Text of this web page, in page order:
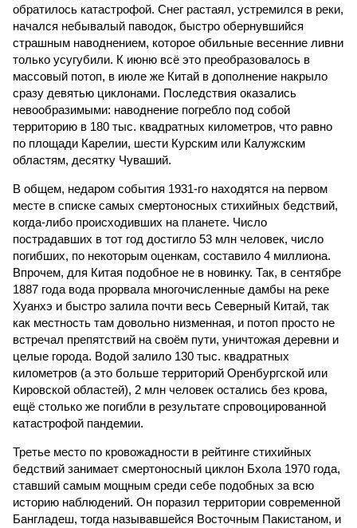
обратилось катастрофой. Снег растаял, устремился в реки,
начался небывалый паводок, быстро обернувшийся
страшным наводнением, которое обильные весенние ливни
только усугубили. К июню всё это преобразовалось в
массовый потоп, в июле же Китай в дополнение накрыло
сразу девятью циклонами. Последствия оказались
невообразимыми: наводнение погребло под собой
территорию в 180 тыс. квадратных километров, что равно
по площади Карелии, шести Курским или Калужским
областям, десятку Чуваший.
В общем, недаром события 1931-го находятся на первом
месте в списке самых смертоносных стихийных бедствий,
когда-либо происходивших на планете. Число
пострадавших в тот год достигло 53 млн человек, число
погибших, по некоторым оценкам, составило 4 миллиона.
Впрочем, для Китая подобное не в новинку. Так, в сентябре
1887 года вода прорвала многочисленные дамбы на реке
Хуанхэ и быстро залила почти весь Северный Китай, так
как местность там довольно низменная, и потоп просто не
встречал препятствий на своём пути, уничтожая деревни и
целые города. Водой залило 130 тыс. квадратных
километров (а это больше территорий Оренбургской или
Кировской областей), 2 млн человек остались без крова,
ещё столько же погибли в результате спровоцированной
катастрофой пандемии.
Третье место по кровожадности в рейтинге стихийных
бедствий занимает смертоносный циклон Бхола 1970 года,
ставший самым мощным среди себе подобных за всю
историю наблюдений. Он поразил территории современной
Бангладеш, тогда называвшейся Восточным Пакистаном, и